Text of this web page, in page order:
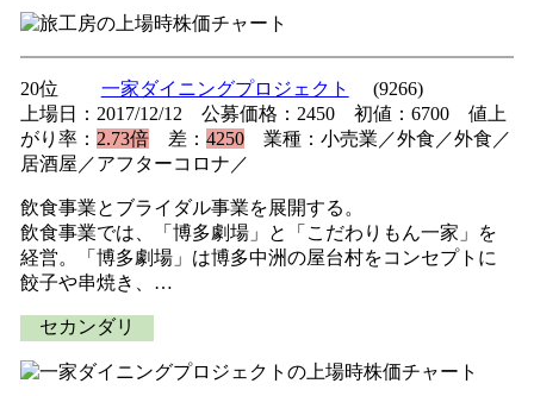
20位 一家ダイニングプロジェクト
(9266)
上場日：2017/12/12 公募価格：2450 初値：6700 値上
がり率： 2.73倍差： 4250業種：小売業／外食／外食／
居酒屋／アフターコロナ／
飲食事業とブライダル事業を展開する。
飲食事業では、「博多劇場」と「こだわりもん一家」を
経営。「博多劇場」は博多中洲の屋台村をコンセプトに
餃子や串焼き、…
セカンダリ